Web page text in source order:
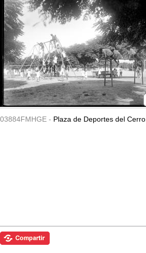
03884FMHGE - Plaza de Deportes del Cerro.